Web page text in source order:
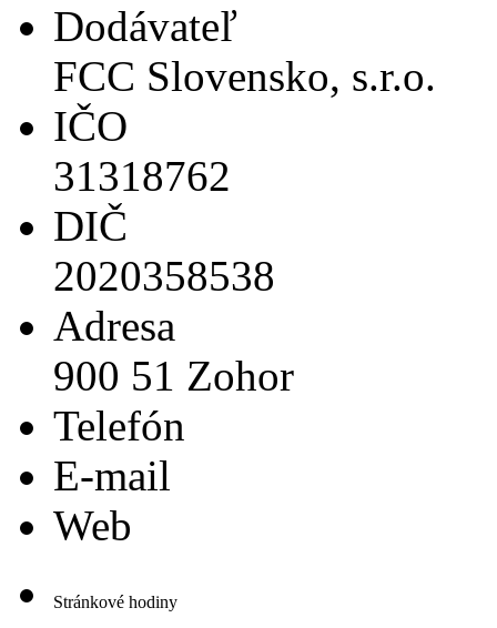
Dodávateľ
FCC Slovensko, s.r.o.
IČO
31318762
DIČ
2020358538
Adresa
900 51 Zohor
Telefón
E-mail
Web
Stránkové hodiny